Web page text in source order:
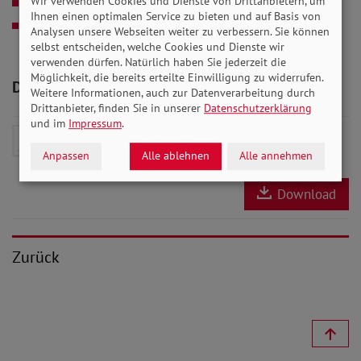
29.02.2024Wenn Gewalt zum Alltag gehört
29.02.2024Politik aus Straßburg, Brüssel &
Co.
Downloads zum Artikel
SoVD-Zeitung März 2024
(Bundesverband)
- 6 MB
Download
Zurück
Ihnen einen optimalen Service zu bieten und auf Basis von
Analysen unsere Webseiten weiter zu verbessern. Sie können
selbst entscheiden, welche Cookies und Dienste wir
verwenden dürfen. Natürlich haben Sie jederzeit die
Möglichkeit, die bereits erteilte Einwilligung zu widerrufen.
Weitere Informationen, auch zur Datenverarbeitung durch
Drittanbieter, finden Sie in unserer Datenschutzerklärung
und im Impressum.
Anpassen Alle ablehnen Alle annehmen